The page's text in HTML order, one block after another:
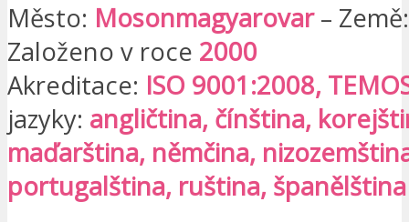
Město: Mosonmagyarovar–
Založeno v roce 2000
Akreditace: ISO 9001:2008,
jazyky: angličtina, čínština,
maďarština, němčina,
portugalština, ruština, španělština